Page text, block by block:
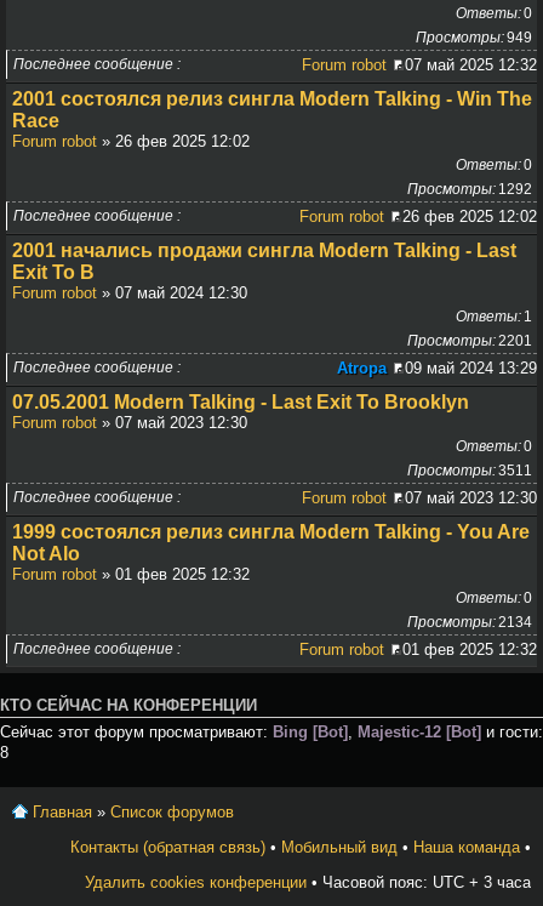
0
Ответы
949
Просмотры
Последнее сообщение
Forum robot 07 май 2025 12:32
2001 состоялся релиз сингла Modern Talking - Win The
Race
Forum robot » 26 фев 2025 12:02
0
Ответы
1292
Просмотры
Последнее сообщение
Forum robot 26 фев 2025 12:02
2001 начались продажи сингла Modern Talking - Last
Exit To B
Forum robot » 07 май 2024 12:30
1
Ответы
2201
Просмотры
Последнее сообщение
Atropa 09 май 2024 13:29
07.05.2001 Modern Talking - Last Exit To Brooklyn
Forum robot » 07 май 2023 12:30
0
Ответы
3511
Просмотры
Последнее сообщение
Forum robot 07 май 2023 12:30
1999 состоялся релиз сингла Modern Talking - You Are
Not Alo
Forum robot » 01 фев 2025 12:32
0
Ответы
2134
Просмотры
Последнее сообщение
Forum robot 01 фев 2025 12:32
КТО СЕЙЧАС НА КОНФЕРЕНЦИИ
Сейчас этот форум просматривают: Bing [Bot] Majestic-12 [Bot] и гости:
8
Главная » Список форумов
Контакты (обратная связь) • Мобильный вид • Наша команда •
Удалить cookies конференции • Часовой пояс: UTC + 3 часа